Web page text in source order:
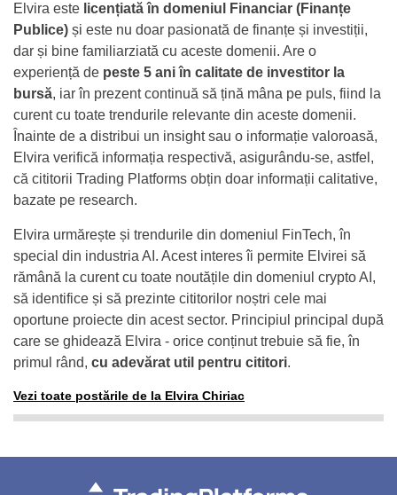
Elvira este licențiată în domeniul Financiar (Finanțe
Publice) și este nu doar pasionată de finanțe și investiții,
dar și bine familiarziată cu aceste domenii. Are o
experiență de peste 5 ani în calitate de investitor la
bursă, iar în prezent continuă să țină mâna pe puls, fiind la
curent cu toate trendurile relevante din aceste domenii.
Înainte de a distribui un insight sau o informație valoroasă,
Elvira verifică informația respectivă, asigurându-se, astfel,
că cititorii Trading Platforms obțin doar informații calitative,
bazate pe research.
Elvira urmărește și trendurile din domeniul FinTech, în
special din industria AI. Acest interes îi permite Elvirei să
rămână la curent cu toate noutățile din domeniul crypto AI,
să identifice și să prezinte cititorilor noștri cele mai
oportune proiecte din acest sector. Principiul principal după
care se ghidează Elvira - orice conținut trebuie să fie, în
primul rând, cu adevărat util pentru cititori.
Vezi toate postările de la Elvira Chiriac